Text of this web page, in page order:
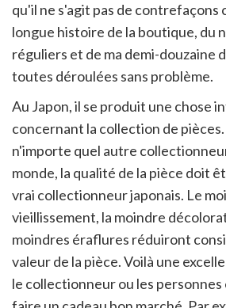
qu'il ne s'agit pas de contrefaçons
longue histoire de la boutique, du
réguliers et de ma demi-douzaine
toutes déroulées sans problème.
Au Japon, il se produit une chose
concernant la collection de
n'importe quel autre
monde, la qualité de la pièce doit
vrai collectionneur japonais. Le
vieillissement, la moindre
moindres éraflures réduiront
valeur de la pièce. Voilà une
le collectionneur ou les personnes